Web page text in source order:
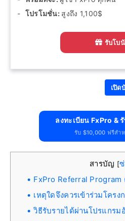
โปรโมชั่น: สูงถึง 1,100$
รับโบ
เปิด
ลงทะเบียน FxPro &
รับ $10,000 ฟรีสำ
สารบัญ [
FxPro Referral Program
เหตุใดจึงควรเข้าร่วมโครง
วิธีรับรายได้ผ่านโปรแกรม